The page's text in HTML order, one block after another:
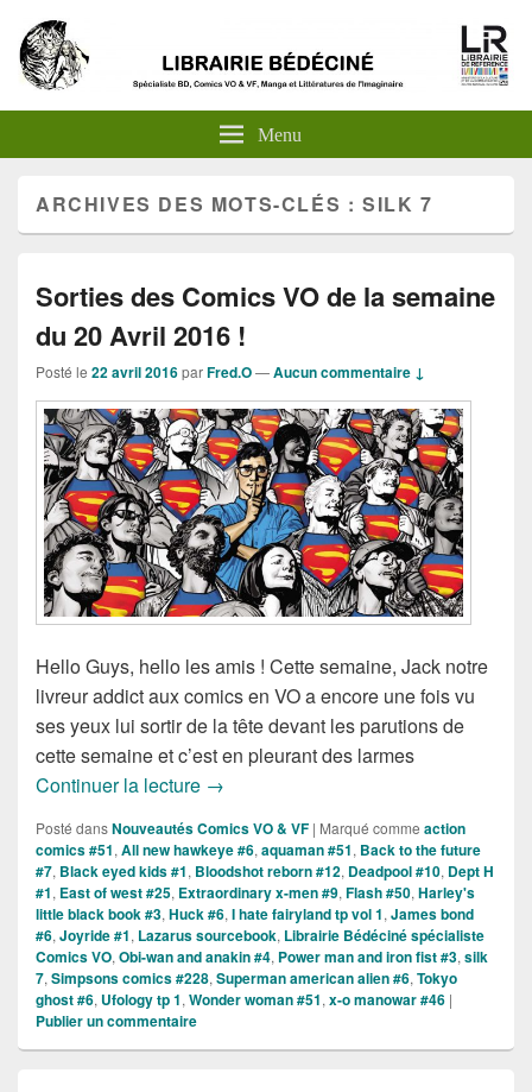
Menu
ARCHIVES DES MOTS-CLÉS :SILK 7
Sorties des Comics VO de la semaine
du 20 Avril 2016 !
Posté le 22 avril 2016parFred.O—Aucun commentaire ↓
Hello Guys, hello les amis ! Cette semaine, Jack notre
livreur addict aux comics en VO a encore une fois vu
ses yeux lui sortir de la tête devant les parutions de
cette semaine et c’est en pleurant des larmes
Continuer la lecture Sorties des Comics VO de la semaine
→
Posté dansNouveautés Comics VO & VF | Marqué comme action
comics #51, All new hawkeye #6, aquaman #51, Back to the future
#7, Black eyed kids #1, Bloodshot reborn #12, Deadpool #10, Dept H
#1, East of west #25, Extraordinary x-men #9, Flash #50, Harley's
little black book #3, Huck #6, I hate fairyland tp vol 1, James bond
#6, Joyride #1, Lazarus sourcebook, Librairie Bédéciné spécialiste
Comics VO, Obi-wan and anakin #4, Power man and iron fist #3, silk
7, Simpsons comics #228, Superman american alien #6, Tokyo
ghost #6, Ufology tp 1, Wonder woman #51, x-o manowar #46 |
Publier un commentaire